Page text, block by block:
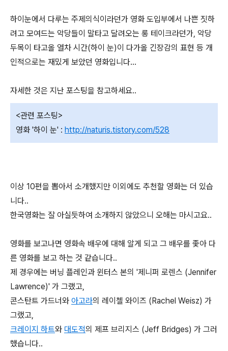
하이눈에서 다루는 주제의식이라던가 영화 도입부에서 나쁜 짓하
려고 모여드는 악당들이 말타고 달려오는 롱 테이크라던가, 악당
두목이 타고올 열차 시간(하이 눈)이 다가올 긴장감의 표현 등 개
인적으로는 재밌게 보았던 영화입니다...
자세한 것은 지난 포스팅을 참고하세요..
<관련 포스팅>
영화 '하이 눈' : http://naturis.tistory.com/528
이상 10편을 뽑아서 소개했지만 이외에도 추천할 영화는 더 있습
니다..
한국영화는 잘 아실듯하여 소개하지 않았으니 오해는 마시고요..
영화를 보고나면 영화속 배우에 대해 알게 되고 그 배우를 좇아 다
른 영화를 보고 하는 것 같습니다..
제 경우에는 버닝 플레인과 윈터스 본의 '제니퍼 로렌스 (Jennifer
Lawrence)' 가 그랬고,
콘스탄트 가드너와 아고라의 레이첼 와이즈 (Rachel Weisz) 가
그랬고,
크레이지 하트와 대도적의 제프 브리지스 (Jeff Bridges) 가 그러
했습니다..